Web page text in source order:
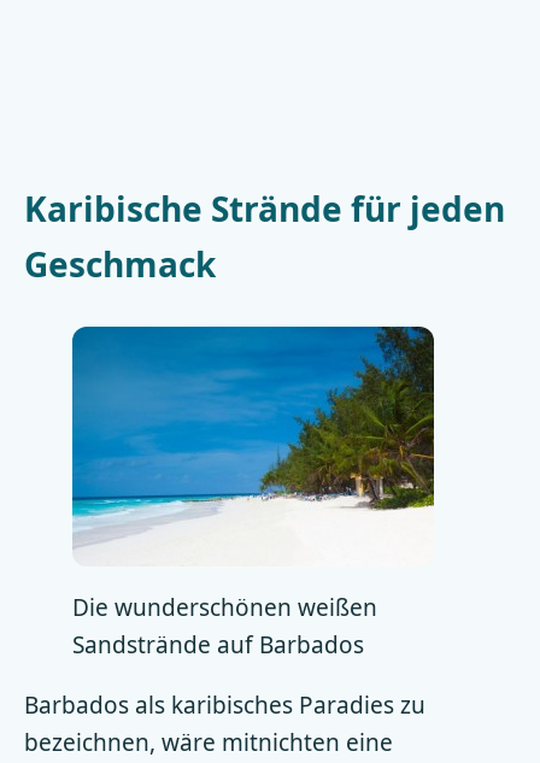
Karibische Strände für jeden
Geschmack
Die wunderschönen weißen
Sandstrände auf Barbados
Barbados als karibisches Paradies zu
bezeichnen, wäre mitnichten eine